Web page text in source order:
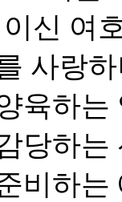
신 여
사랑
육하는
당하는
비하는